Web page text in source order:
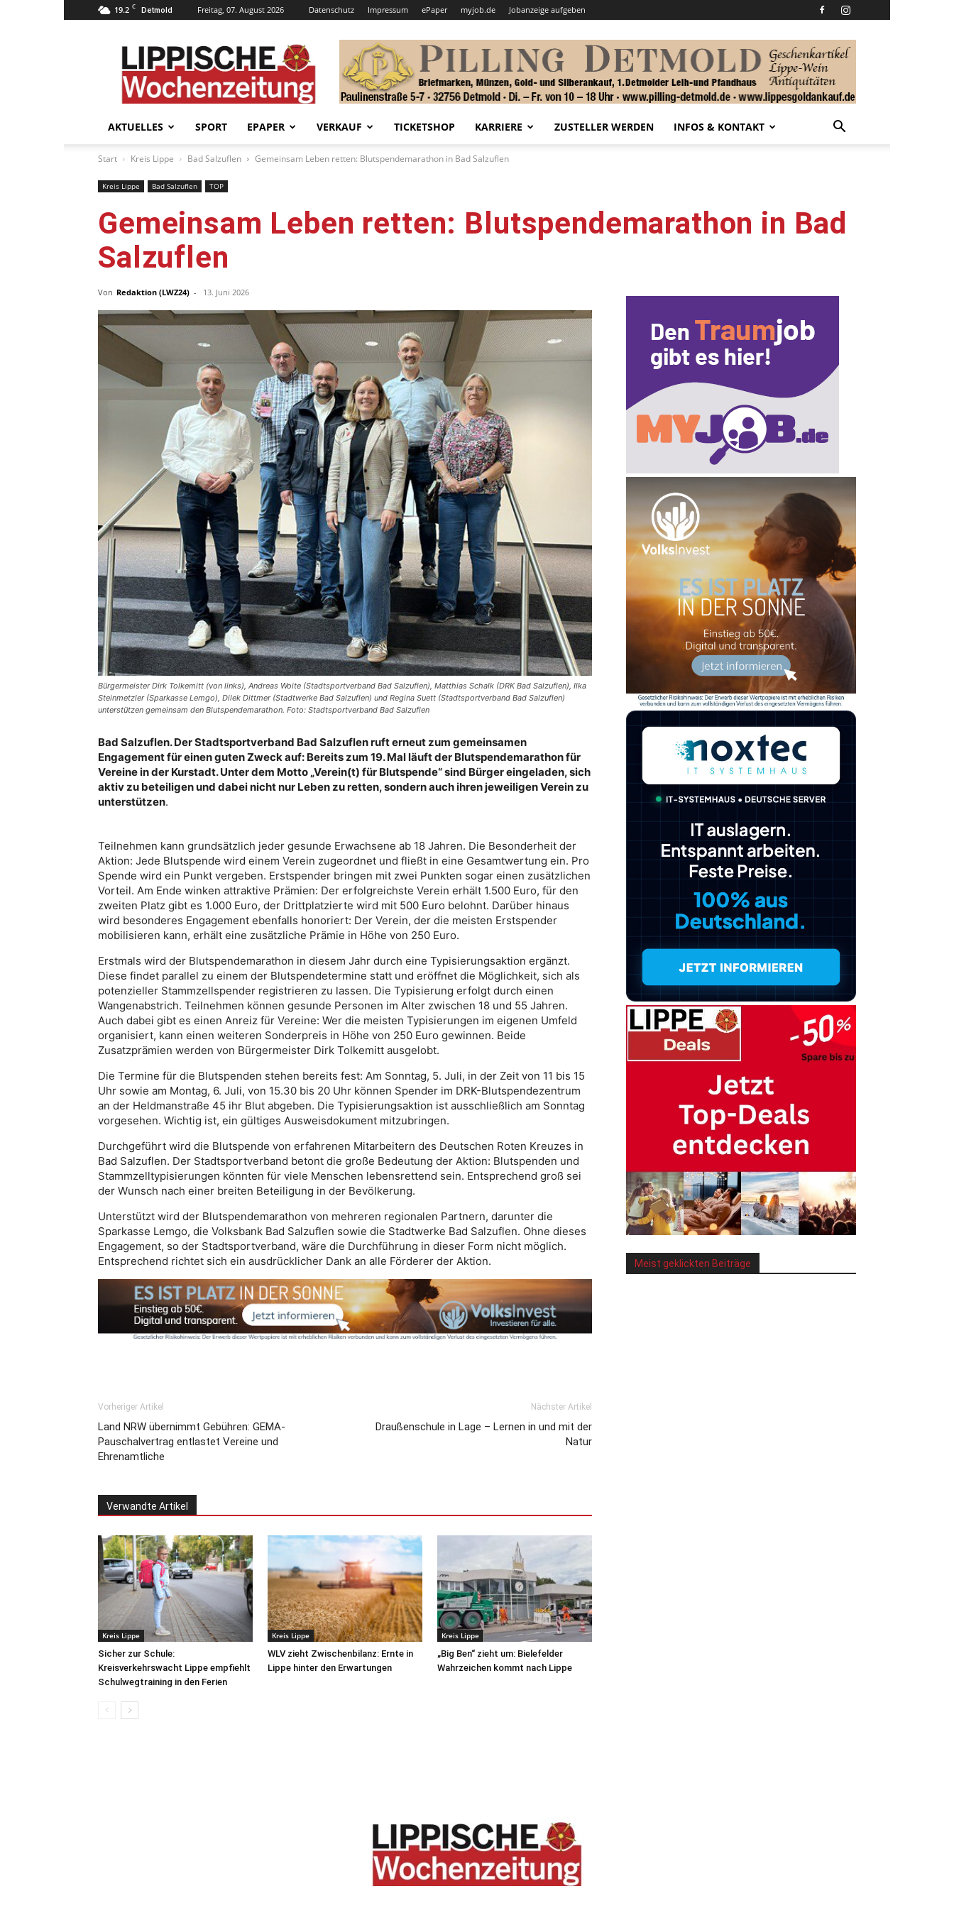
19.2 C Detmold Freitag, 07. August 2026 Datenschutz Impressum ePaper myjob.de Jobanzeige aufgeben
Lippische
Wochenzeitung
–
LWZ24.de
AKTUELLES SPORT EPAPER VERKAUF TICKETSHOP KARRIERE ZUSTELLER WERDEN INFOS & KONTAKT
Start Kreis Lippe Bad Salzuflen Gemeinsam Leben retten: Blutspendemarathon in Bad Salzuflen
Kreis Lippe Bad Salzuflen TOP
Gemeinsam Leben retten: Blutspendemarathon in Bad
Salzuflen
Von Redaktion (LWZ24) - 13. Juni 2026
Bürgermeister Dirk Tolkemitt (von links), Andreas Woite (Stadtsportverband Bad Salzuflen), Matthias Schalk (DRK Bad Salzuflen), Ilka
Steinmetzler (Sparkasse Lemgo), Dilek Dittmer (Stadtwerke Bad Salzuflen) und Regina Suett (Stadtsportverband Bad Salzuflen)
unterstützen gemeinsam den Blutspendemarathon. Foto: Stadtsportverband Bad Salzuflen
Bad Salzuflen. Der Stadtsportverband Bad Salzuflen ruft erneut zum gemeinsamen
Engagement für einen guten Zweck auf: Bereits zum 19. Mal läuft der Blutspendemarathon für
Vereine in der Kurstadt. Unter dem Motto „Verein(t) für Blutspende“ sind Bürger eingeladen, sich
aktiv zu beteiligen und dabei nicht nur Leben zu retten, sondern auch ihren jeweiligen Verein zu
unterstützen.
Teilnehmen kann grundsätzlich jeder gesunde Erwachsene ab 18 Jahren. Die Besonderheit der
Aktion: Jede Blutspende wird einem Verein zugeordnet und fließt in eine Gesamtwertung ein. Pro
Spende wird ein Punkt vergeben. Erstspender bringen mit zwei Punkten sogar einen zusätzlichen
Vorteil. Am Ende winken attraktive Prämien: Der erfolgreichste Verein erhält 1.500 Euro, für den
zweiten Platz gibt es 1.000 Euro, der Drittplatzierte wird mit 500 Euro belohnt. Darüber hinaus
wird besonderes Engagement ebenfalls honoriert: Der Verein, der die meisten Erstspender
mobilisieren kann, erhält eine zusätzliche Prämie in Höhe von 250 Euro.
Erstmals wird der Blutspendemarathon in diesem Jahr durch eine Typisierungsaktion ergänzt.
Diese findet parallel zu einem der Blutspendetermine statt und eröffnet die Möglichkeit, sich als
potenzieller Stammzellspender registrieren zu lassen. Die Typisierung erfolgt durch einen
Wangenabstrich. Teilnehmen können gesunde Personen im Alter zwischen 18 und 55 Jahren.
Auch dabei gibt es einen Anreiz für Vereine: Wer die meisten Typisierungen im eigenen Umfeld
organisiert, kann einen weiteren Sonderpreis in Höhe von 250 Euro gewinnen. Beide
Zusatzprämien werden von Bürgermeister Dirk Tolkemitt ausgelobt.
Die Termine für die Blutspenden stehen bereits fest: Am Sonntag, 5. Juli, in der Zeit von 11 bis 15
Uhr sowie am Montag, 6. Juli, von 15.30 bis 20 Uhr können Spender im DRK-Blutspendezentrum
an der Heldmanstraße 45 ihr Blut abgeben. Die Typisierungsaktion ist ausschließlich am Sonntag
vorgesehen. Wichtig ist, ein gültiges Ausweisdokument mitzubringen.
Durchgeführt wird die Blutspende von erfahrenen Mitarbeitern des Deutschen Roten Kreuzes in
Bad Salzuflen. Der Stadtsportverband betont die große Bedeutung der Aktion: Blutspenden und
Stammzelltypisierungen könnten für viele Menschen lebensrettend sein. Entsprechend groß sei
der Wunsch nach einer breiten Beteiligung in der Bevölkerung.
Unterstützt wird der Blutspendemarathon von mehreren regionalen Partnern, darunter die
Sparkasse Lemgo, die Volksbank Bad Salzuflen sowie die Stadtwerke Bad Salzuflen. Ohne dieses
Engagement, so der Stadtsportverband, wäre die Durchführung in dieser Form nicht möglich.
Entsprechend richtet sich ein ausdrücklicher Dank an alle Förderer der Aktion.
Vorheriger Artikel
Land NRW übernimmt Gebühren: GEMA-
Pauschalvertrag entlastet Vereine und
Ehrenamtliche
Nächster Artikel
Draußenschule in Lage – Lernen in und mit der
Natur
Verwandte Artikel
Kreis Lippe
Sicher zur Schule:
Kreisverkehrswacht Lippe empfiehlt
Schulwegtraining in den Ferien
Kreis Lippe
WLV zieht Zwischenbilanz: Ernte in
Lippe hinter den Erwartungen
Kreis Lippe
„Big Ben“ zieht um: Bielefelder
Wahrzeichen kommt nach Lippe
Meist geklickten Beiträge